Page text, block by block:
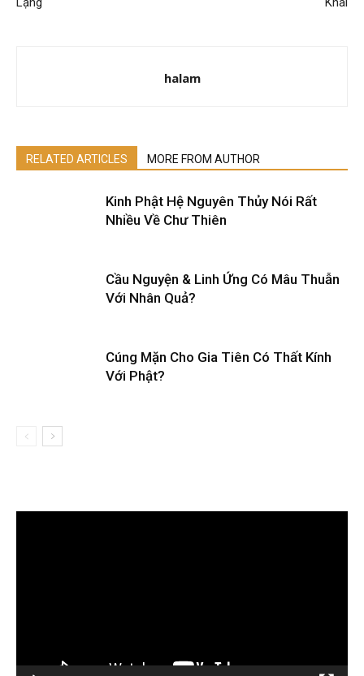
halam
RELATED ARTICLES MORE FROM AUTHOR
Kinh Phật Hệ Nguyên Thủy Nói Rất
Nhiều Về Chư Thiên
Cầu Nguyện & Linh Ứng Có Mâu Thuẫn
Với Nhân Quả?
Cúng Mặn Cho Gia Tiên Có Thất Kính
Với Phật?